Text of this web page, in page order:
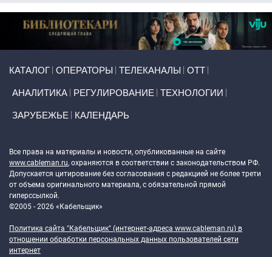
КАТАЛОГ ОПЕРАТОРЫ ТЕЛЕКАНАЛЫ ОТТ
АНАЛИТИКА РЕГУЛИРОВАНИЕ ТЕХНОЛОГИИ
ЗАРУБЕЖЬЕ КАЛЕНДАРЬ
Все права на материалы и новости, опубликованные на сайте
www.cableman.ru, охраняются в соответствии с законодательством РФ.
Допускается цитирование без согласования с редакцией не более трети
от объема оригинального материала, с обязательной прямой
гиперссылкой.
©2005 - 2026 «Кабельщик»
Политика сайта "Кабельщик" (интернет-адреса www.cableman.ru) в
отношении обработки персональных данных пользователей сети
интернет